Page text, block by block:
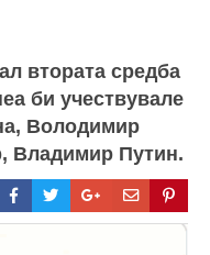
втората средба
би учествувале
Володимир
Владимир Путин.